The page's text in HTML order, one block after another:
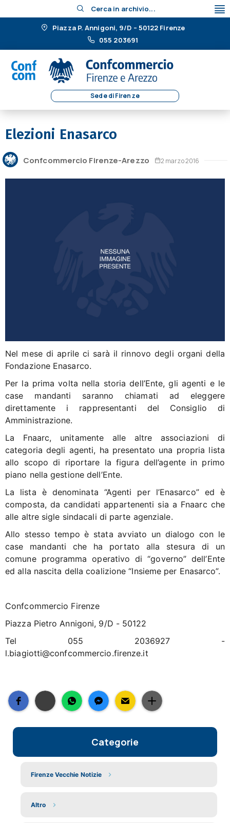
Cerca in archivio...
Piazza P. Annigoni, 9/D – 50122 Firenze
055 203691
Sede di Firenze
Elezioni Enasarco
Confcommercio Firenze-Arezzo 2 marzo 2016
Nel mese di aprile ci sarà il rinnovo degli organi della
Fondazione Enasarco.
Per la prima volta nella storia dell’Ente, gli agenti e le
case mandanti saranno chiamati ad eleggere
direttamente i rappresentanti del Consiglio di
Amministrazione.
La Fnaarc, unitamente alle altre associazioni di
categoria degli agenti, ha presentato una propria lista
allo scopo di riportare la figura dell’agente in primo
piano nella gestione dell’Ente.
La lista è denominata “Agenti per l’Enasarco” ed è
composta, da candidati appartenenti sia a Fnaarc che
alle altre sigle sindacali di parte agenziale.
Allo stesso tempo è stata avviato un dialogo con le
case mandanti che ha portato alla stesura di un
comune programma operativo di “governo” dell’Ente
ed alla nascita della coalizione “Insieme per Enasarco”.
Confcommercio Firenze
Piazza Pietro Annigoni, 9/D - 50122
Tel 055 2036927 -
l.biagiotti@confcommercio.firenze.it
Categorie
Firenze Vecchie Notizie
Altro